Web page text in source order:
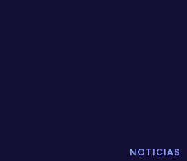
NOTICIAS